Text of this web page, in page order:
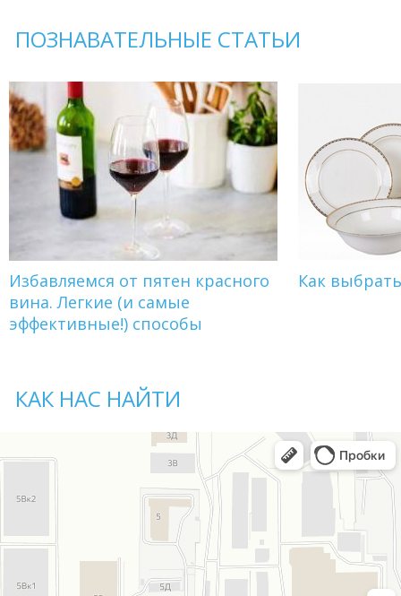
ПОЗНАВАТЕЛЬНЫЕ СТАТЬИ
Избавляемся от пятен красного
вина. Легкие (и самые
эффективные!) способы
Как
КАК НАС НАЙТИ